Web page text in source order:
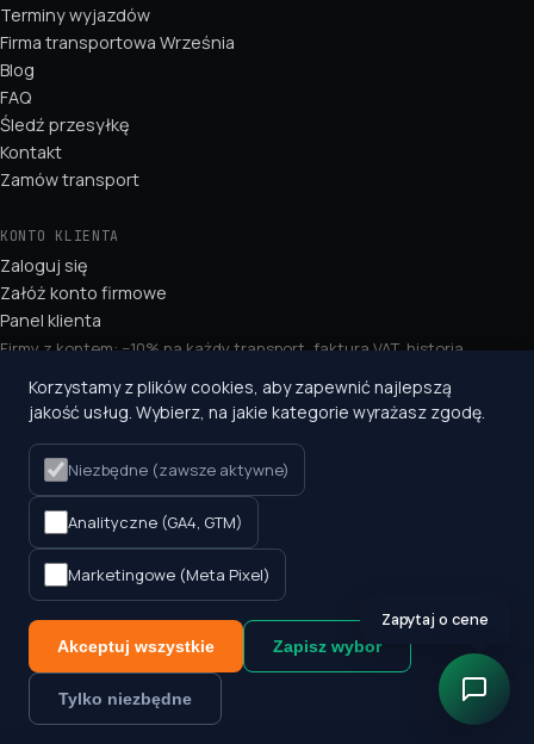
Terminy wyjazdów
Firma transportowa Września
Blog
FAQ
Śledź przesyłkę
Kontakt
Zamów transport
KONTO KLIENTA
Zaloguj się
Załóż konto firmowe
Panel klienta
Firmy z kontem: −10% na każdy transport, faktura VAT, historia
KONTAKT
+48 660 534 291
kontakt@expresstrucks.pl
Września, ul. Leśna 10
Ballivor, Co. Meath (IE)
2026Express Trucks Sp. z o.o. — część grupy SpeedPack — Polska ⇄ Irlandia
NIP 7891769213 · KRS 0000702838 · OCP 200 000 € ·Regulamin
prywatności
Korzystamy z plików cookies, aby zapewnić najlepszą
jakość usług. Wybierz, na jakie kategorie wyrażasz zgodę.
Niezbędne (zawsze aktywne)
Analityczne (GA4, GTM)
Marketingowe (Meta Pixel)
Akceptuj wszystkie Zapisz wybór
Tylko niezbędne
Zapytaj o cene